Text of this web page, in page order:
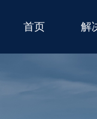
首页 解